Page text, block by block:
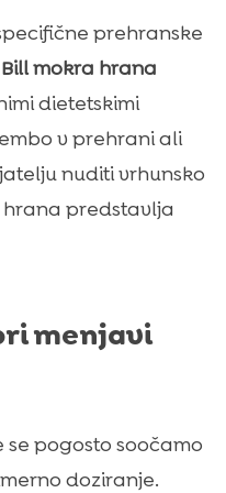
prehranske
Bill mokra hrana
dietetskimi
v prehrani ali
nuditi vrhunsko
hrana predstavlja
menjavi
se pogosto soočamo
doziranje.